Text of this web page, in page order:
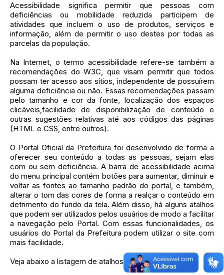
Acessibilidade significa permitir que pessoas com
deficiências ou mobilidade reduzida participem de
atividades que incluem o uso de produtos, serviços e
informação, além de permitir o uso destes por todas as
parcelas da população.
Na Internet, o termo acessibilidade refere-se também a
recomendações do W3C, que visam permitir que todos
possam ter acesso aos sítios, independente de possuírem
alguma deficiência ou não. Essas recomendações passam
pelo tamanho e cor da fonte, localização dos espaços
clicáveis,facilidade de disponibilização de conteúdo e
outras sugestões relativas até aos códigos das páginas
(HTML e CSS, entre outros).
O Portal Oficial da Prefeitura foi desenvolvido de forma a
oferecer seu conteúdo a todas as pessoas, sejam elas
com ou sem deficiência. A barra de acessibilidade acima
do menu principal contém botões para aumentar, diminuir e
voltar as fontes ao tamanho padrão do portal, e também,
alterar o tom das cores de forma a realçar o conteúdo em
detrimento do fundo da tela. Além disso, há alguns atalhos
que podem ser utilizados pelos usuários de modo a facilitar
a navegação pelo Portal. Com essas funcionalidades, os
usuários do Portal da Prefeitura podem utilizar o site com
mais facilidade.
Veja abaixo a listagem de atalhos do sítio: